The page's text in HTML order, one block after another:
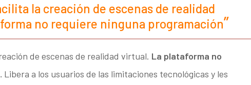
la creación de escenas de realidad
no requiere ninguna programación
de escenas de realidad virtual. La plataforma no
Libera a los usuarios de las limitaciones tecnológicas y les